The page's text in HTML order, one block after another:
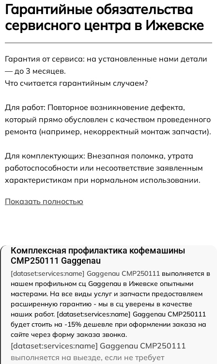
Гарантийные обязательства
сервисного центра в Ижевске
Гарантия от сервиса: на установленные нами детали
— до 3 месяцев.
Что считается гарантийным случаем?
Для работ: Повторное возникновение дефекта,
который прямо обусловлен с качеством проведенного
ремонта (например, некорректный монтаж запчасти).
Для комплектующих: Внезапная поломка, утрата
работоспособности или несоответствие заявленным
характеристикам при нормальном использовании.
Показать полностью
Комплексная профилактика кофемашины
CMP250111 Gaggenau
[dataset:services:name] Gaggenau CMP250111 выполняется в
нашем профильном сц Gaggenau в Ижевске опытными
мастерами. На все виды услуг и запчасти предоставляем
расширенную гарантию - мы в сц уверены в качестве
наших работ. [dataset:services:name] Gaggenau CMP250111
будет стоить на -15% дешевле при оформлении заказа на
сайте через форму заказа звонка.
[dataset:services:name] Gaggenau CMP250111
выполняется на выезде, если не требует